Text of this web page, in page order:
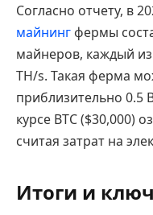
Согласно отчету, в
майнингфермы
майнеров, каждый
TH/s. Такая ферма
приблизительно 0.5
курсе BTC ($30,000)
считая затрат на
Итоги и